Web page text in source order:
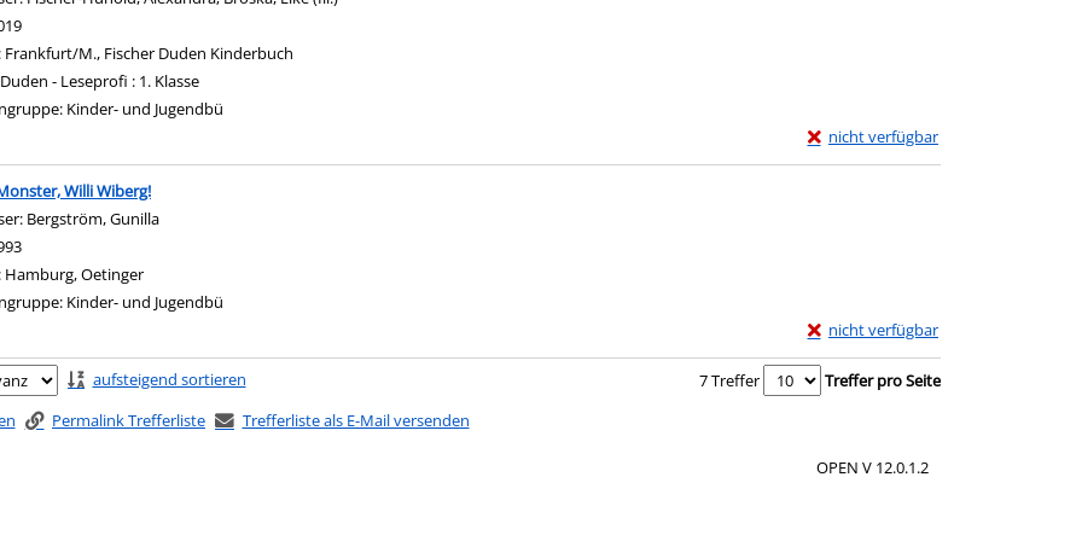
Frankfurt/M., Fischer Duden Kinderbuch
Duden - Leseprofi : 1. Klasse
Kinder- und Jugendbü
nicht verfügbar
Exemplar-Details von Ein
Zum Download von externem
Willi Wiberg!
Bergström, Gunilla
Hamburg, Oetinger
Kinder- und Jugendbü
nicht verfügbar
Exemplar-Details von Mehr Monster,
Zum Download von externem
aufsteigend sortieren 7 Treffer
Treffer pro Seite
Permalink Trefferliste Trefferliste als E-Mail versenden
OPEN V 12.0.1.2